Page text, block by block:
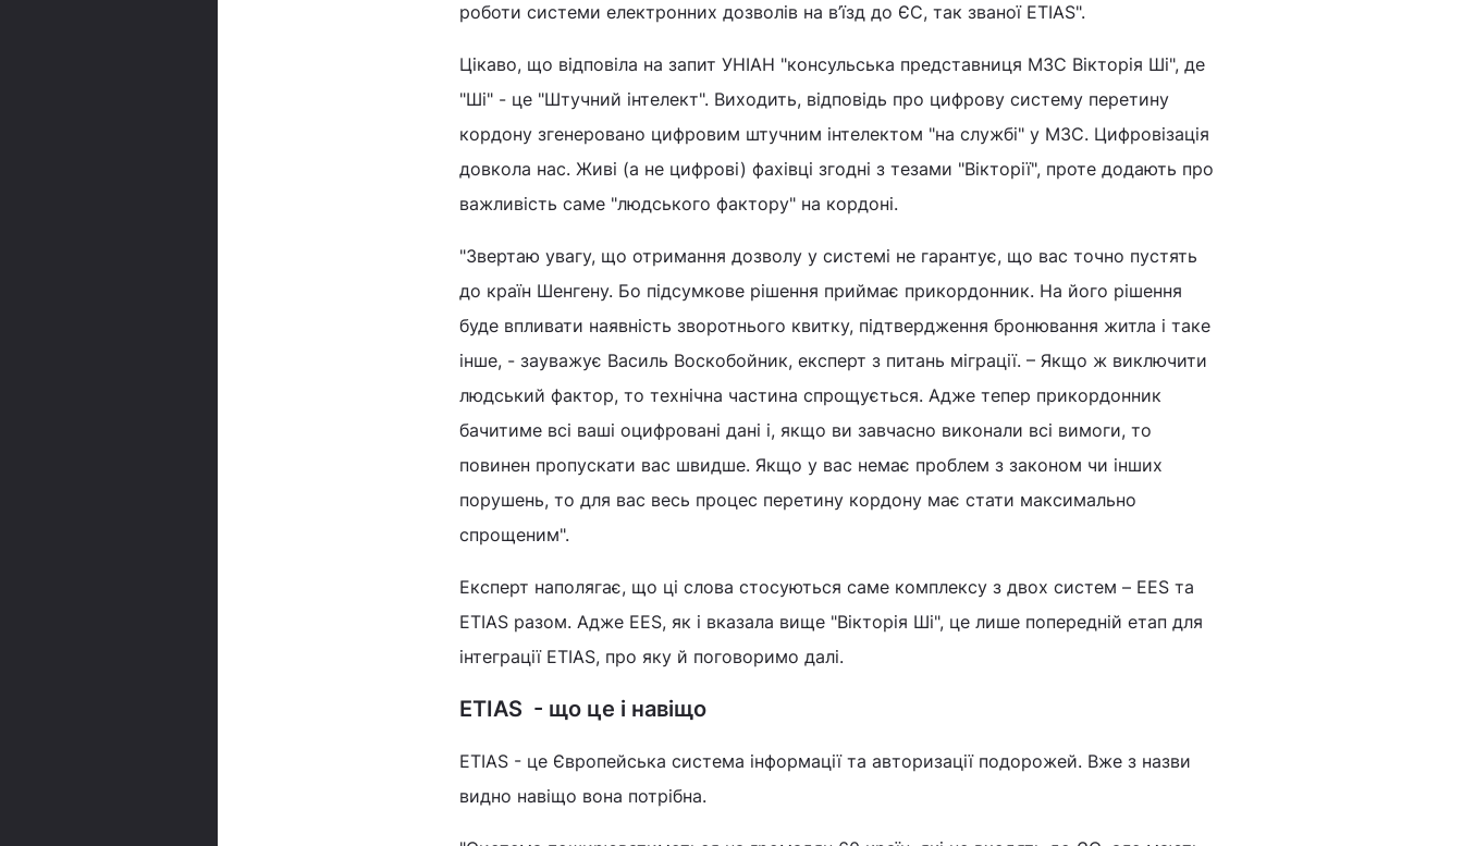
роботи системи електронних дозволів на в’їзд до ЄС, так званої ETIAS".
Цікаво, що відповіла на запит УНІАН "консульська представниця МЗС Вікторія Ші", де
"Ші" - це "Штучний інтелект". Виходить, відповідь про цифрову систему перетину
кордону згенеровано цифровим штучним інтелектом "на службі" у МЗС. Цифровізація
довкола нас. Живі (а не цифрові) фахівці згодні з тезами "Вікторії", проте додають про
важливість саме "людського фактору" на кордоні.
"Звертаю увагу, що отримання дозволу у системі не гарантує, що вас точно пустять
до країн Шенгену. Бо підсумкове рішення приймає прикордонник. На його рішення
буде впливати наявність зворотнього квитку, підтвердження бронювання житла і таке
інше, - зауважує Василь Воскобойник, експерт з питань міграції. – Якщо ж виключити
людський фактор, то технічна частина спрощується. Адже тепер прикордонник
бачитиме всі ваші оцифровані дані і, якщо ви завчасно виконали всі вимоги, то
повинен пропускати вас швидше. Якщо у вас немає проблем з законом чи інших
порушень, то для вас весь процес перетину кордону має стати максимально
спрощеним".
Експерт наполягає, що ці слова стосуються саме комплексу з двох систем – EES та
ETIAS разом. Адже EES, як і вказала вище "Вікторія Ші", це лише попередній етап для
інтеграції ETIAS, про яку й поговоримо далі.
ETIAS - що це і навіщо
ETIAS - це Європейська система інформації та авторизації подорожей. Вже з назви
видно навіщо вона потрібна.